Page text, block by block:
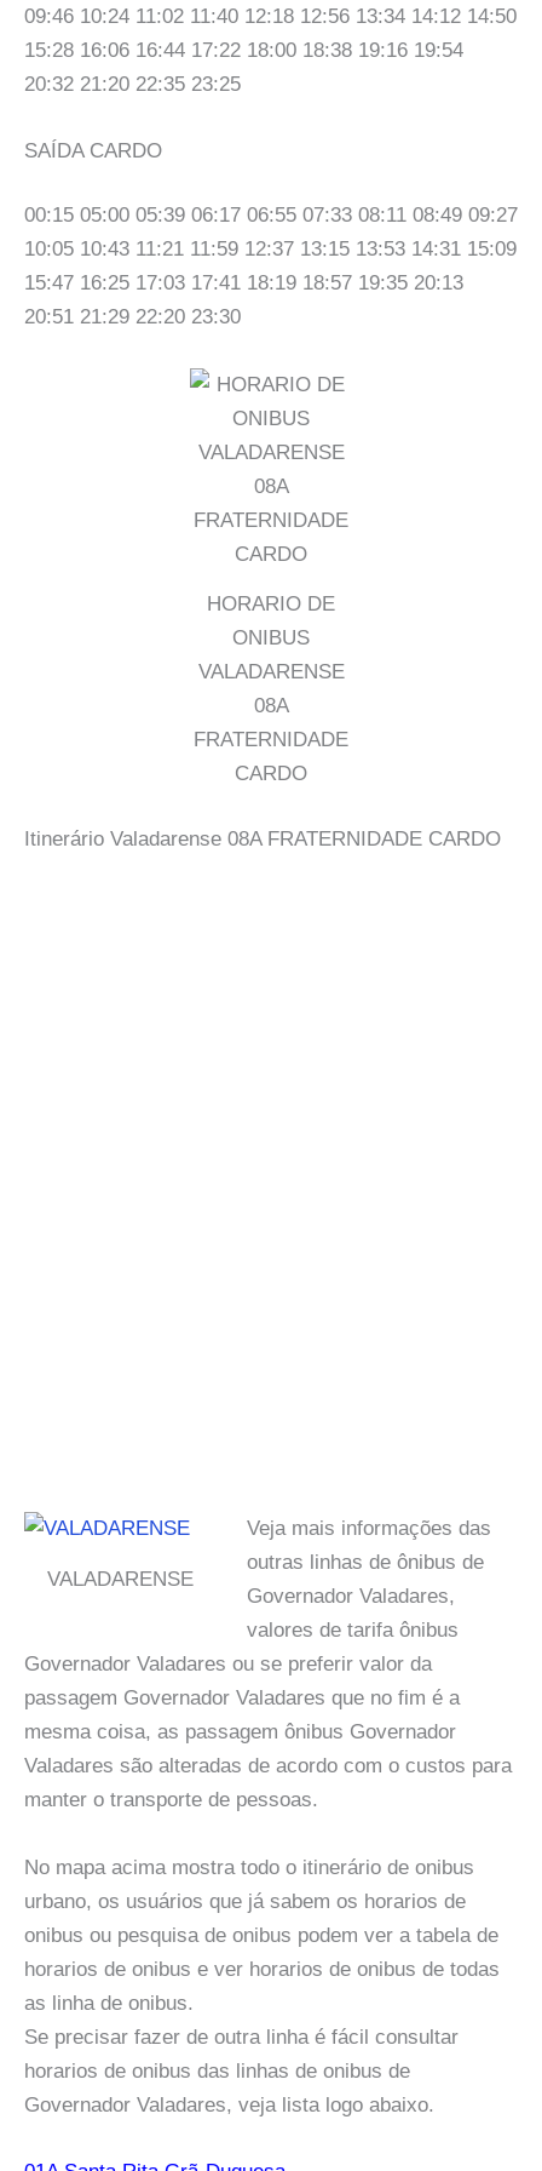
09:46 10:24 11:02 11:40 12:18 12:56 13:34 14:12 14:50
15:28 16:06 16:44 17:22 18:00 18:38 19:16 19:54
20:32 21:20 22:35 23:25
SAÍDA CARDO
00:15 05:00 05:39 06:17 06:55 07:33 08:11 08:49 09:27
10:05 10:43 11:21 11:59 12:37 13:15 13:53 14:31 15:09
15:47 16:25 17:03 17:41 18:19 18:57 19:35 20:13
20:51 21:29 22:20 23:30
HORARIO DE
ONIBUS
VALADARENSE
08A
FRATERNIDADE
CARDO
Itinerário Valadarense 08A FRATERNIDADE CARDO
VALADARENSE
Veja mais informações das
outras linhas de ônibus de
Governador Valadares,
valores de tarifa ônibus
Governador Valadares ou se preferir valor da
passagem Governador Valadares que no fim é a
mesma coisa, as passagem ônibus Governador
Valadares são alteradas de acordo com o custos para
manter o transporte de pessoas.
No mapa acima mostra todo o itinerário de onibus
urbano, os usuários que já sabem os horarios de
onibus ou pesquisa de onibus podem ver a tabela de
horarios de onibus e ver horarios de onibus de todas
as linha de onibus.
Se precisar fazer de outra linha é fácil consultar
horarios de onibus das linhas de onibus de
Governador Valadares, veja lista logo abaixo.